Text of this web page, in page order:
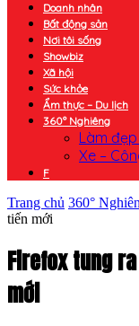
Doanh nhân
Bất động sản
Nơi tôi sống
Showbiz
Xã hội
Sức khỏe
Ẩm thực – Du lịch
360° Nghiêng
Làm
Xe –
F
Trang chủ 360°
tiến mới
Firefox tung
mới